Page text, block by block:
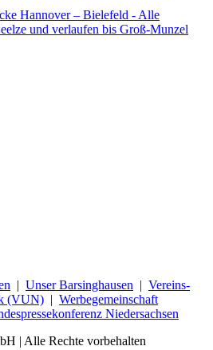
Hannover – Bielefeld - Alle
und verlaufen bis Groß-Munzel
| Unser Barsinghausen | Vereins-
(VUN) | Werbegemeinschaft
Niedersachsen
| Alle Rechte vorbehalten